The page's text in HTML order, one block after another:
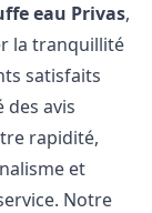
eau Privas,
la tranquillité
satisfaits
avis
rapidité,
et
Notre